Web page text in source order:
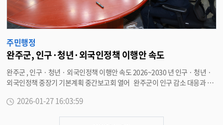
주민행정
완주군, 인구·청년·외국인정책 이행안 속도
완주군 , 인구 · 청년 · 외국인정책 이행안 속도 2026~2030 년 인구 · 청년 ·
외국인정책 중장기 기본계획 중간보고회 열어 완주군이 인구 감소 대응과 청
속도를 내고 있다 . 최근 완주군은 군청 중회의실에서 ‘2026~2030 년 인구 ·
2026-01-27 16:03:59